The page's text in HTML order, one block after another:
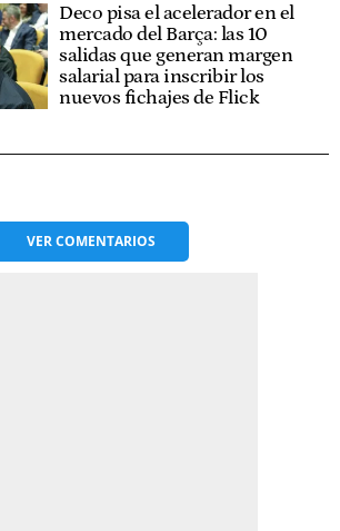
Deco pisa el acelerador en el
mercado del Barça: las 10
salidas que generan margen
salarial para inscribir los
nuevos fichajes de Flick
VERCOMENTARIOS